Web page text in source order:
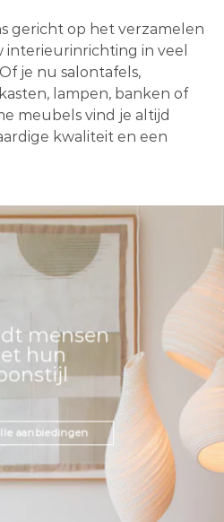
gericht op het verzamelen
interieurinrichting in veel
je nu salontafels,
lampen, banken of
meubels vind je altijd
kwaliteit en een
mensen
hun
aanbiedingen